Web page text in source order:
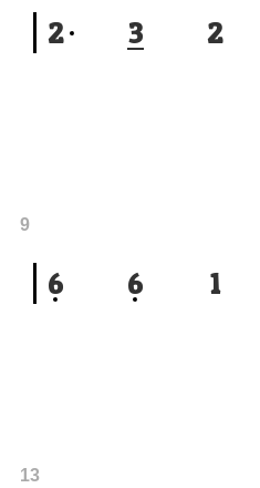
2 3 2
6 6 1
9
13